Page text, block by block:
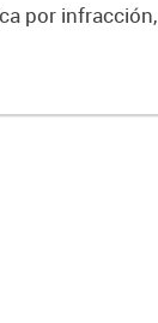
por infracción,